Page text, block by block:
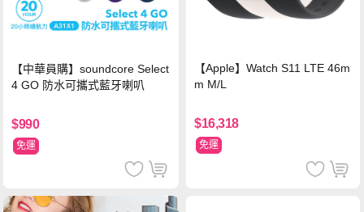
【中華員購】soundcore Select
4 GO 防水可攜式藍牙喇叭
$990
免運
【Apple】Watch S11 LTE 46m
m M/L
$16,318
免運